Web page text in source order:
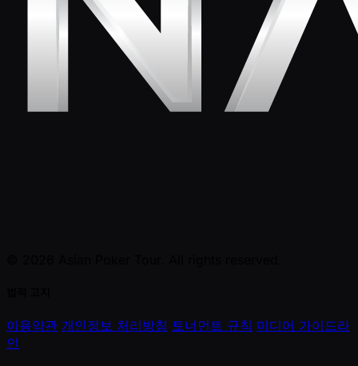
이용약관 개인정보 처리방침 토너먼트 규칙 미디어 가이드라
인